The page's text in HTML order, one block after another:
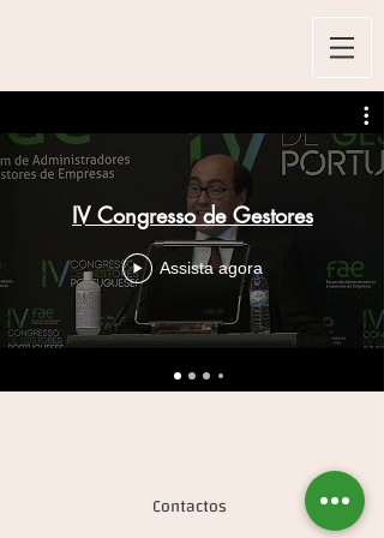
IV Congresso de Gestores
Assista agora
Contactos